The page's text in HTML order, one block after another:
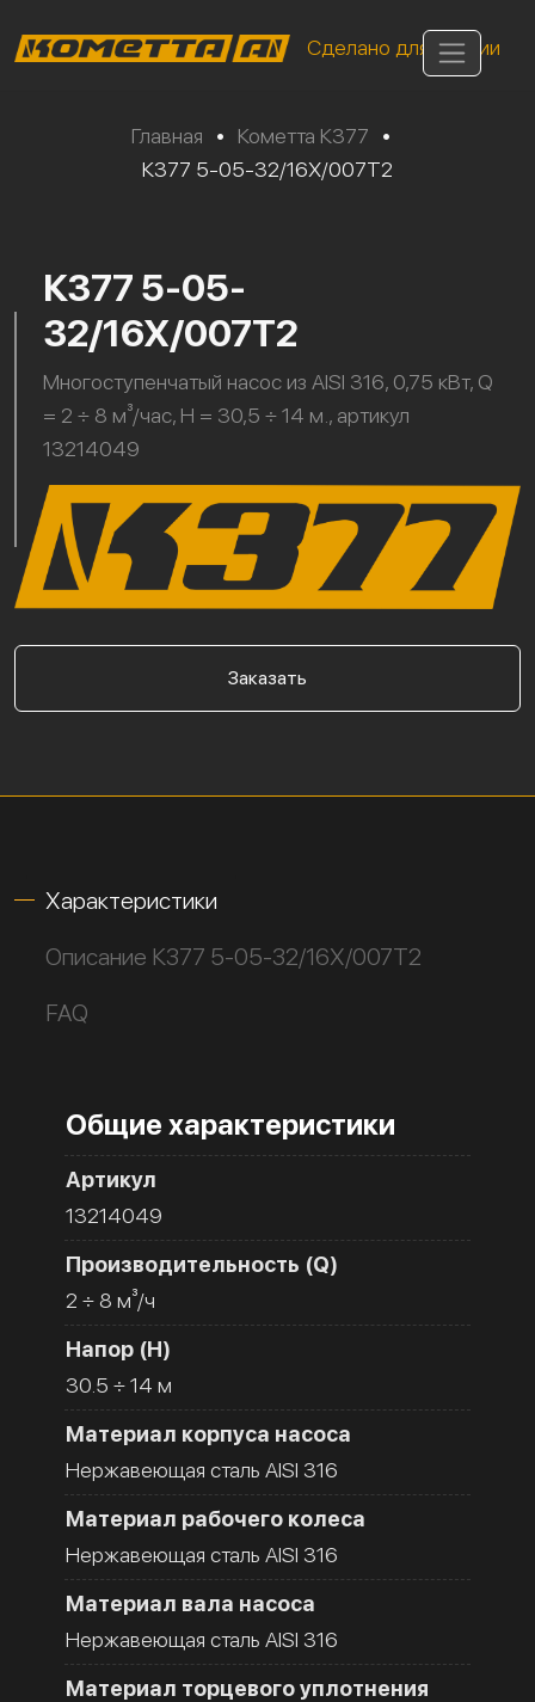
Сделано для России
Главная • Кометта К377
•
К377 5-05-32/16Х/007Т2
К377 5-05-
32/16Х/007Т2
Многоступенчатый насос из AISI 316, 0,75 кВт, Q
= 2 ÷ 8 м³/час, H = 30,5 ÷ 14 м., артикул
13214049
Заказать
Характеристики
Описание К377 5-05-32/16Х/007Т2
FAQ
Общие характеристики
Артикул
13214049
Производительность (Q)
2 ÷ 8 м³/ч
Напор (H)
30.5 ÷ 14 м
Материал корпуса насоса
Нержавеющая сталь AISI 316
Материал рабочего колеса
Нержавеющая сталь AISI 316
Материал вала насоса
Нержавеющая сталь AISI 316
Материал торцевого уплотнения